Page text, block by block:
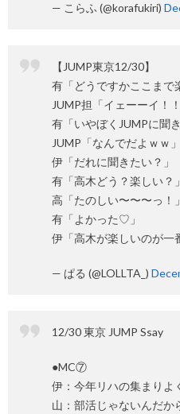
— こらふ (@korafukiri)
【JUMP東京12/30】
有「どうですかここまで
JUMP担「イェーーイ！！
有「いやぼくJUMPに聞
JUMP「なんでだよｗｗ」
伊「だれに聞きたい？」
有「高木どう？楽しい？」
高「たのしい〜〜〜っ！」
有「よかった♡」
伊「高木が楽しいのが一
— ぱる (@LOLLTA_)
12/30 東京 JUMP Ssay
●MC⑦
伊：今年リハの集まりよ
山：部活じゃないんだか